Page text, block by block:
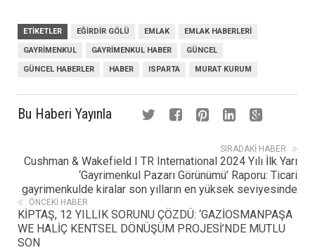
ETIKETLER EĞIRDIR GÖLÜ EMLAK EMLAK HABERLERI
GAYRIMENKUL GAYRIMENKUL HABER GÜNCEL
GÜNCEL HABERLER HABER ISPARTA MURAT KURUM
Bu Haberi Yayınla
SIRADAKI HABER
Cushman & Wakefield I TR International 2024 Yılı İlk Yarı
‘Gayrimenkul Pazarı Görünümü’ Raporu: Ticari
gayrimenkulde kiralar son yılların en yüksek seviyesinde
ÖNCEKI HABER
KİPTAŞ, 12 YILLIK SORUNU ÇÖZDÜ: ‘GAZİOSMANPAŞA
WE HALİÇ KENTSEL DÖNÜŞÜM PROJESİ’NDE MUTLU
SON